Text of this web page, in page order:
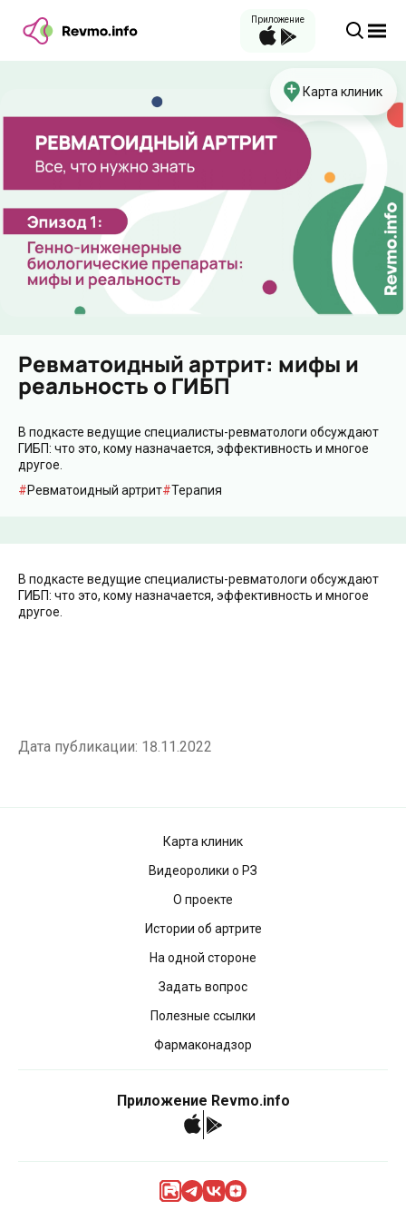
Приложение
Карта клиник
Ревматоидный артрит: мифы и
реальность о ГИБП
В подкасте ведущие специалисты-ревматологи обсуждают
ГИБП: что это, кому назначается, эффективность и многое
другое.
Ревматоидный артрит
Терапия
В подкасте ведущие специалисты-ревматологи обсуждают
ГИБП: что это, кому назначается, эффективность и многое
другое.
Дата публикации: 18.11.2022
Приложение Revmo.info
Карта клиник
Видеоролики о РЗ
О проекте
Истории об артрите
На одной стороне
Задать вопрос
Полезные ссылки
Фармаконадзор